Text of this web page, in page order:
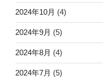
2024年10月 (4)
2024年9月 (5)
2024年8月 (4)
2024年7月 (5)